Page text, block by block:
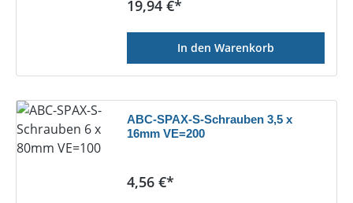
Regulärer Preis:
19,94 €*
In den Warenkorb
ABC-SPAX-S-Schrauben 3,5 x
16mm VE=200
Regulärer Preis:
4,56 €*